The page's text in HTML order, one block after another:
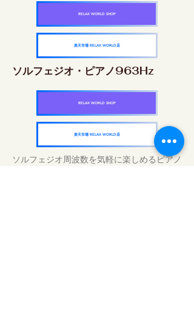
RELAX WORLD SHOP
楽天市場 RELAX WORLD店
ソルフェジオ・ピアノ963Hz
RELAX WORLD SHOP
楽天市場 RELAX WORLD店
ソルフェジオ周波数を気軽に楽しめるピアノ